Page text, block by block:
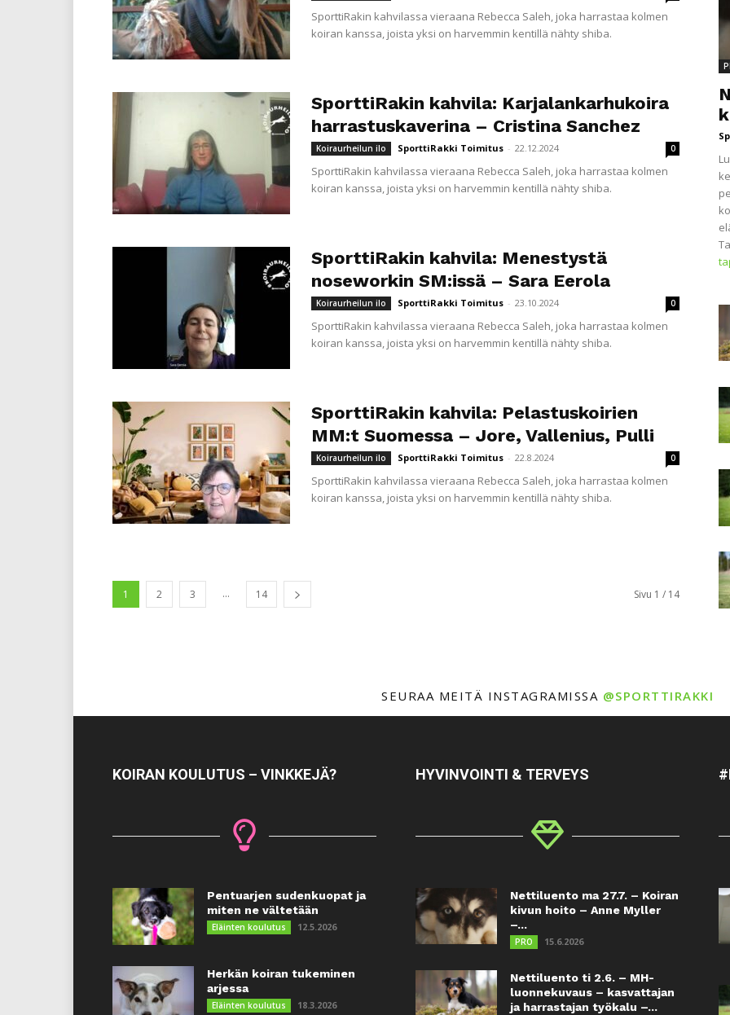
SporttiRakin kahvilassa vieraana Rebecca Saleh, joka harrastaa kolmen
koiran kanssa, joista yksi on harvemmin kentillä nähty shiba.
SporttiRakin kahvila: Karjalankarhukoira
harrastuskaverina – Cristina Sanchez
Koiraurheilun ilo SporttiRakki Toimitus - 22.12.2024 0
SporttiRakin kahvilassa vieraana Rebecca Saleh, joka harrastaa kolmen
koiran kanssa, joista yksi on harvemmin kentillä nähty shiba.
SporttiRakin kahvila: Menestystä
noseworkin SM:issä – Sara Eerola
Koiraurheilun ilo SporttiRakki Toimitus - 23.10.2024 0
SporttiRakin kahvilassa vieraana Rebecca Saleh, joka harrastaa kolmen
koiran kanssa, joista yksi on harvemmin kentillä nähty shiba.
SporttiRakin kahvila: Pelastuskoirien
MM:t Suomessa – Jore, Vallenius, Pulli
Koiraurheilun ilo SporttiRakki Toimitus - 22.8.2024 0
SporttiRakin kahvilassa vieraana Rebecca Saleh, joka harrastaa kolmen
koiran kanssa, joista yksi on harvemmin kentillä nähty shiba.
1 2 3 ... 14 Sivu 1 / 14
SEURAA MEITÄ INSTAGRAMISSA @SPORTTIRAKKI
KOIRAN KOULUTUS – VINKKEJÄ?
Pentuarjen sudenkuopat ja
miten ne vältetään
Eläinten koulutus 12.5.2026
Herkän koiran tukeminen
arjessa
Eläinten koulutus 18.3.2026
HYVINVOINTI & TERVEYS
Nettiluento ma 27.7. – Koiran
kivun hoito – Anne Myller
–...
PRO 15.6.2026
Nettiluento ti 2.6. – MH-
luonnekuvaus – kasvattajan
ja harrastajan työkalu –...